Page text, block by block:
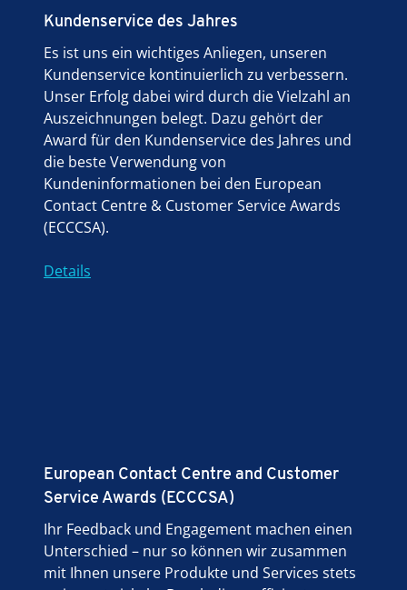
Kundenservice des Jahres
Es ist uns ein wichtiges Anliegen, unseren
Kundenservice kontinuierlich zu verbessern.
Unser Erfolg dabei wird durch die Vielzahl an
Auszeichnungen belegt. Dazu gehört der
Award für den Kundenservice des Jahres und
die beste Verwendung von
Kundeninformationen bei den European
Contact Centre & Customer Service Awards
(ECCCSA).
Details
European Contact Centre and Customer
Service Awards (ECCCSA)
Ihr Feedback und Engagement machen einen
Unterschied – nur so können wir zusammen
mit Ihnen unsere Produkte und Services stets